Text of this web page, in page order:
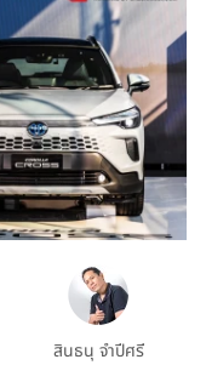
สินธนุ จำปีศรี